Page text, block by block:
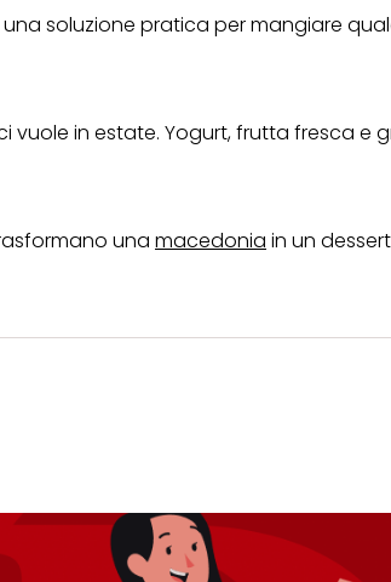
soluzione pratica per mangiare
vuole in estate. Yogurt, frutta fresca e
una macedonia in un